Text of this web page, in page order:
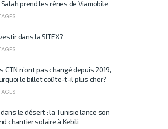
Salah prend les rênes de Viamobile
dans la SITEX?
CTN n’ont pas changé depuis 2019,
le billet coûte-t-il plus cher?
le désert : la Tunisie lance son
chantier solaire à Kebili